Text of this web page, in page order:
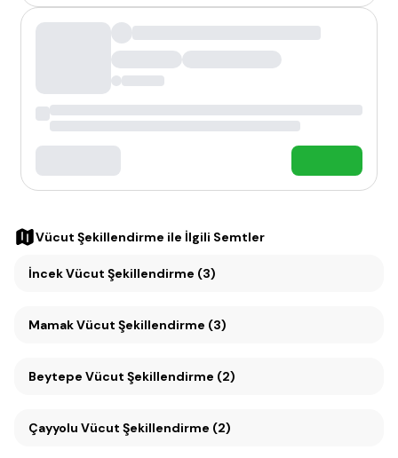
Vücut Şekillendirme ile İlgili Semtler
İncek Vücut Şekillendirme (3)
Mamak Vücut Şekillendirme (3)
Beytepe Vücut Şekillendirme (2)
Çayyolu Vücut Şekillendirme (2)